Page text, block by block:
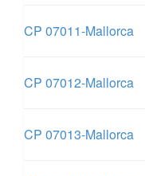
CP 07011-Mallorca
CP 07012-Mallorca
CP 07013-Mallorca